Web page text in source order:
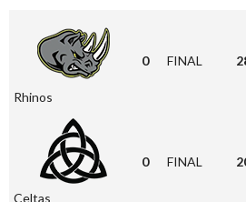
Rhinos
0 FINAL
Celtas
0 FINAL